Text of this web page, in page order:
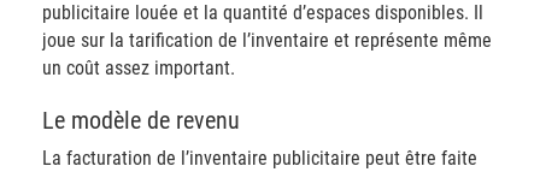
publicitaire louée et la quantité d’espaces disponibles. Il
joue sur la tarification de l’inventaire et représente même
un coût assez important.
​Le modèle de revenu
La facturation de l’inventaire publicitaire peut être faite